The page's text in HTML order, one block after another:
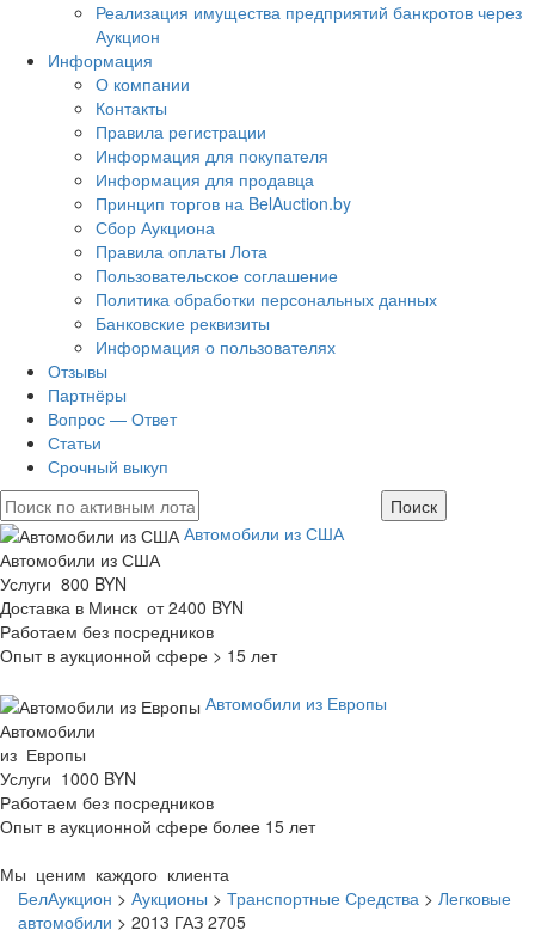
Реализация имущества предприятий банкротов через
Аукцион
Информация
О компании
Контакты
Правила регистрации
Информация для покупателя
Информация для продавца
Принцип торгов на BelAuction.by
Сбор Аукциона
Правила оплаты Лота
Пользовательское соглашение
Политика обработки персональных данных
Банковские реквизиты
Информация о пользователях
Отзывы
Партнёры
Вопрос — Ответ
Статьи
Срочный выкуп
Автомобили из США
Автомобили из США
Услуги 800 BYN
Доставка в Минск от 2400 BYN
Работаем без посредников
Опыт в аукционной сфере > 15 лет
Автомобили из Европы
Автомобили
из Европы
Услуги 1000 BYN
Работаем без посредников
Опыт в аукционной сфере более 15 лет
Мы ценим каждого клиента
БелАукцион > Аукционы > Транспортные Средства > Легковые
автомобили > 2013 ГАЗ 2705